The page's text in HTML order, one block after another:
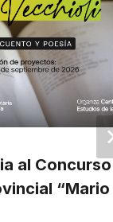
al Concurso
“Mario